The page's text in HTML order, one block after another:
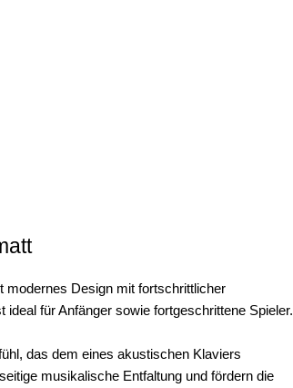
modernes Design mit fortschrittlicher
für Anfänger sowie fortgeschrittene Spieler.
das dem eines akustischen Klaviers
musikalische Entfaltung und fördern die